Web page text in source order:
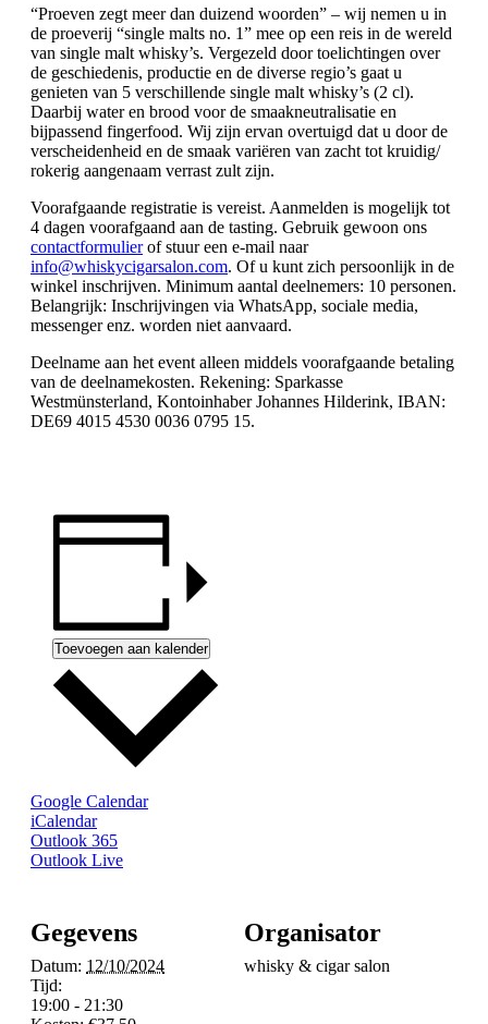
“Proeven zegt meer dan duizend woorden” – wij nemen u in
de proeverij “single malts no. 1” mee op een reis in de wereld
van single malt whisky’s. Vergezeld door toelichtingen over
de geschiedenis, productie en de diverse regio’s gaat u
genieten van 5 verschillende single malt whisky’s (2 cl).
Daarbij water en brood voor de smaakneutralisatie en
bijpassend fingerfood. Wij zijn ervan overtuigd dat u door de
verscheidenheid en de smaak variëren van zacht tot kruidig/
rokerig aangenaam verrast zult zijn.
Voorafgaande registratie is vereist. Aanmelden is mogelijk tot
4 dagen voorafgaand aan de tasting. Gebruik gewoon ons
contactformulierof stuur een e-mail naar
info@whiskycigarsalon.com. Of u kunt zich persoonlijk in de
winkel inschrijven. Minimum aantal deelnemers: 10 personen.
Belangrijk: Inschrijvingen via WhatsApp, sociale media,
messenger enz. worden niet aanvaard.
Deelname aan het event alleen middels voorafgaande betaling
van de deelnamekosten. Rekening: Sparkasse
Westmünsterland, Kontoinhaber Johannes Hilderink, IBAN:
DE69 4015 4530 0036 0795 15.
Toevoegen aan kalender
Google Calendar
iCalendar
Outlook 365
Outlook Live
Gegevens
Datum: 12/10/2024
Tijd:
19:00 - 21:30
Organisator
whisky & cigar salon